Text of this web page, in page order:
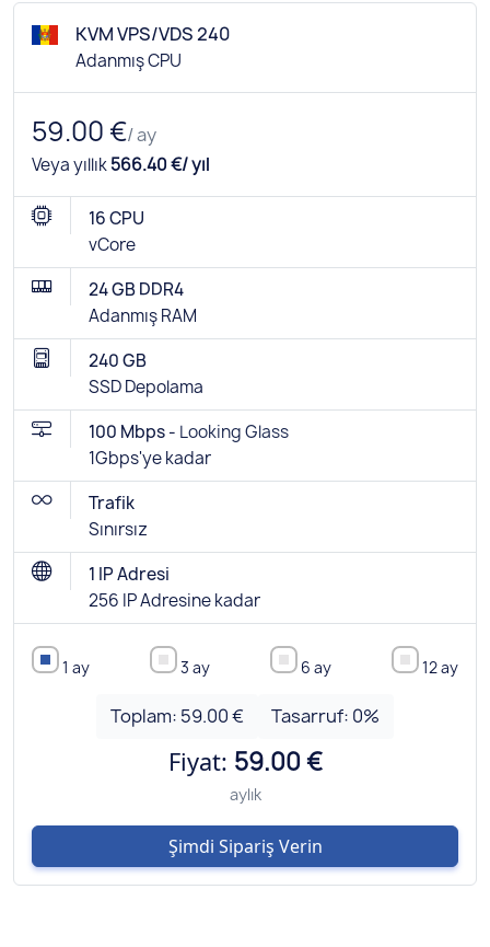
KVM VPS/VDS 240
Adanmış CPU
59.00 €/ ay
Veya yıllık566.40 €/ yıl
16 CPU
vCore
24 GB DDR4
Adanmış RAM
240 GB
SSD Depolama
100 Mbps - Looking Glass
1Gbps'ye kadar
Trafik
Sınırsız
1 IP Adresi
256 IP Adresine kadar
1 ay 3 ay 6 ay 12 ay
Toplam: 59.00 € Tasarruf: 0%
Fiyat: 59.00 €
aylık
Şimdi Sipariş Verin